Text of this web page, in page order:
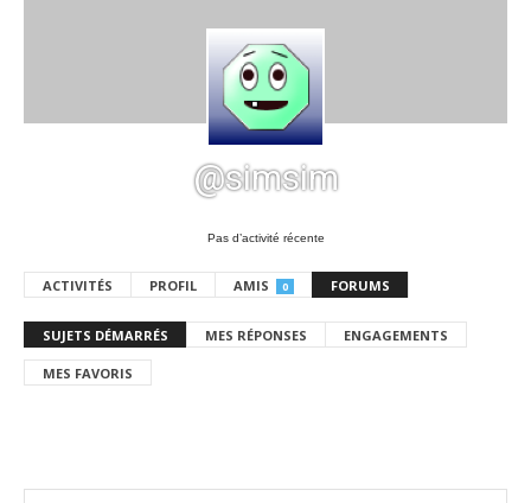
@simsim
Pas d’activité récente
ACTIVITÉS PROFIL AMIS 0 FORUMS
SUJETS DÉMARRÉS MES RÉPONSES ENGAGEMENTS
MES FAVORIS